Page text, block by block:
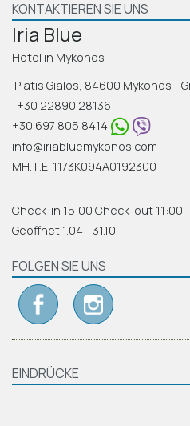
ANGEBOT
UNSERE
KONTAKTIEREN SIE UNS
Iria Blue
Hotel in Mykonos
Platis Gialos, 84600 Mykonos -
+30 22890 28136
+30 697 805 8414
info@iriabluemykonos.com
ΜΗ.Τ.Ε. 1173Κ094Α0192300
Check-in 15:00 Check-out 11:00
Geöffnet 1.04 - 31.10
FOLGEN SIE UNS
EINDRÜCKE